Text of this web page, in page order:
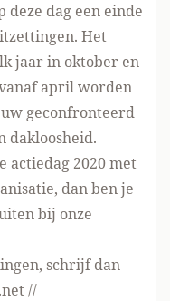
dag een einde
Het
jaar in oktober en
april worden
geconfronteerd
dakloosheid.
actiedag 2020 met
dan ben je
bij onze
schrijf dan
//